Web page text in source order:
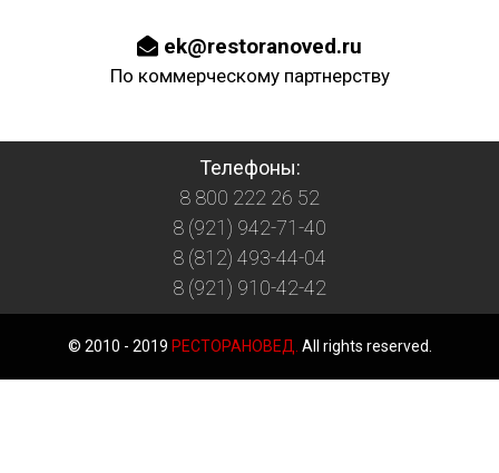
ek@restoranoved.ru
По коммерческому партнерству
Телефоны:
8 800 222 26 52
8 (921) 942-71-40
8 (812) 493-44-04
8 (921) 910-42-42
© 2010 - 2019 РЕСТОРАНОВЕД. All rights reserved.